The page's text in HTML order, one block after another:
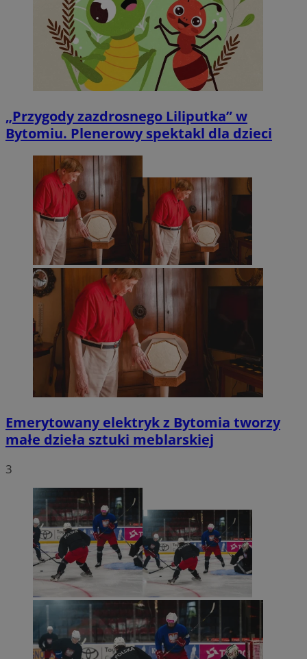
„Przygody zazdrosnego Liliputka” w
Bytomiu. Plenerowy spektakl dla dzieci
Emerytowany elektryk z Bytomia tworzy
małe dzieła sztuki meblarskiej
3